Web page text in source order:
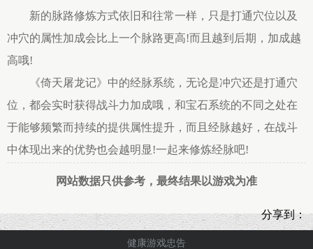
新的脉路修炼方式依旧和往常一样，只是打通穴位以及
冲穴的属性加成会比上一个脉路更高!而且越到后期，加成越
高哦!
《倚天屠龙记》中的经脉系统，无论是冲穴还是打通穴
位，都会实时获得战斗力加成哦，和宝石系统的不同之处在
于能够频繁而持续的提供属性提升，而且经脉越好，在战斗
中体现出来的优势也会越明显!一起来修炼经脉吧!
网站数据只供参考，最终结果以游戏为准
分享到：
健康游戏忠告